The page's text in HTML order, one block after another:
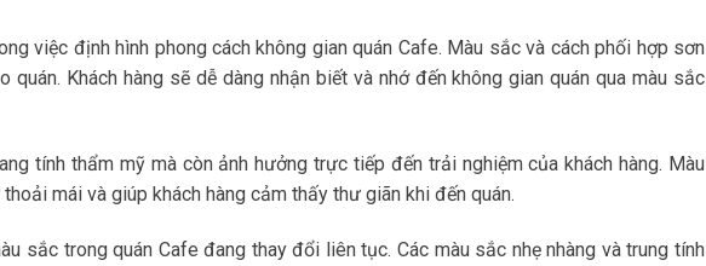
việc định hình phong cách không gian quán Cafe. Màu sắc và cách phối hợp sơn
quán. Khách hàng sẽ dễ dàng nhận biết và nhớ đến không gian quán qua màu sắc
tính thẩm mỹ mà còn ảnh hưởng trực tiếp đến trải nghiệm của khách hàng. Màu
mái và giúp khách hàng cảm thấy thư giãn khi đến quán.
sắc trong quán Cafe đang thay đổi liên tục. Các màu sắc nhẹ nhàng và trung tính